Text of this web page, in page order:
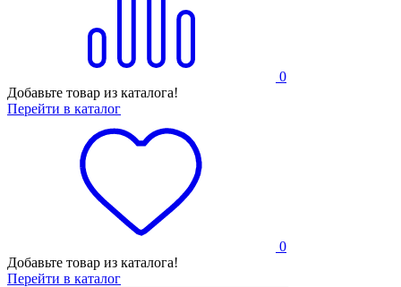
0
Добавьте товар из каталога!
Перейти в каталог
0
Добавьте товар из каталога!
Перейти в каталог